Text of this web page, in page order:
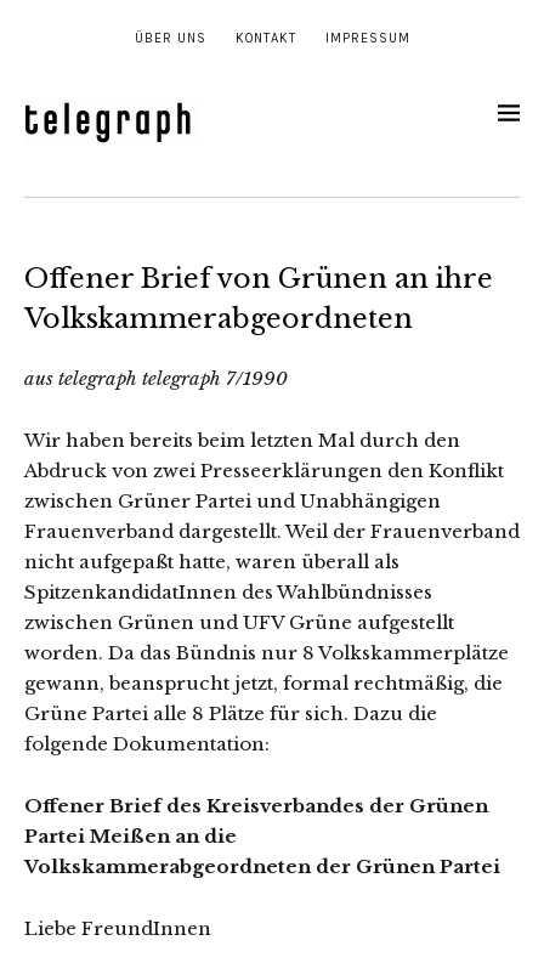
ÜBER UNS KONTAKT IMPRESSUM
Offener Brief von Grünen an ihre
Volkskammerabgeordneten
aus telegraph telegraph 7/1990
Wir haben bereits beim letzten Mal durch den
Abdruck von zwei Presseerklärungen den Konflikt
zwischen Grüner Partei und Unabhängigen
Frauenverband dargestellt. Weil der Frauenverband
nicht aufgepaßt hatte, waren überall als
SpitzenkandidatInnen des Wahlbündnisses
zwischen Grünen und UFV Grüne aufgestellt
worden. Da das Bündnis nur 8 Volkskammerplätze
gewann, beansprucht jetzt, formal rechtmäßig, die
Grüne Partei alle 8 Plätze für sich. Dazu die
folgende Dokumentation:
Offener Brief des Kreisverbandes der Grünen
Partei Meißen an die
Volkskammerabgeordneten der Grünen Partei
Liebe FreundInnen